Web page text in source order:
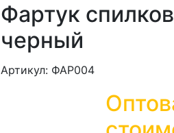
Фартук
черный
Артикул: ФАР004